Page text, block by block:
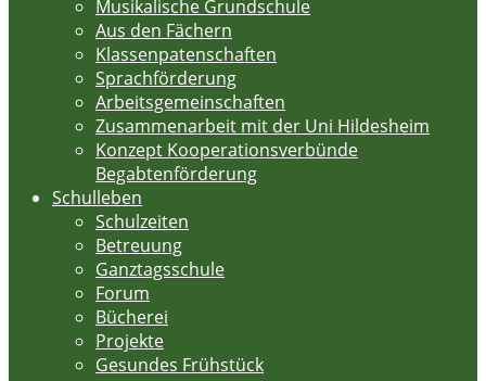
Musikalische Grundschule
Aus den Fächern
Klassenpatenschaften
Sprachförderung
Arbeitsgemeinschaften
Zusammenarbeit mit der Uni Hildesheim
Konzept Kooperationsverbünde
Begabtenförderung
Schulleben
Schulzeiten
Betreuung
Ganztagsschule
Forum
Bücherei
Projekte
Gesundes Frühstück